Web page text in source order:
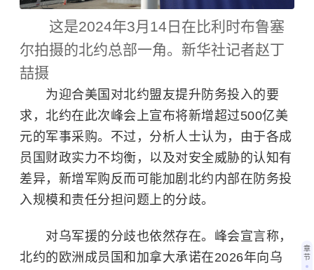
这是2024年3月14日在比利时布鲁塞
尔拍摄的北约总部一角。新华社记者赵丁
喆摄
为迎合美国对北约盟友提升防务投入的要
求，北约在此次峰会上宣布将新增超过500亿美
元的军事采购。不过，分析人士认为，由于各成
员国财政实力不均衡，以及对安全威胁的认知有
差异，新增军购反而可能加剧北约内部在防务投
入规模和责任分担问题上的分歧。
对乌军援的分歧也依然存在。峰会宣言称，
北约的欧洲成员国和加拿大承诺在2026年向乌
章
节